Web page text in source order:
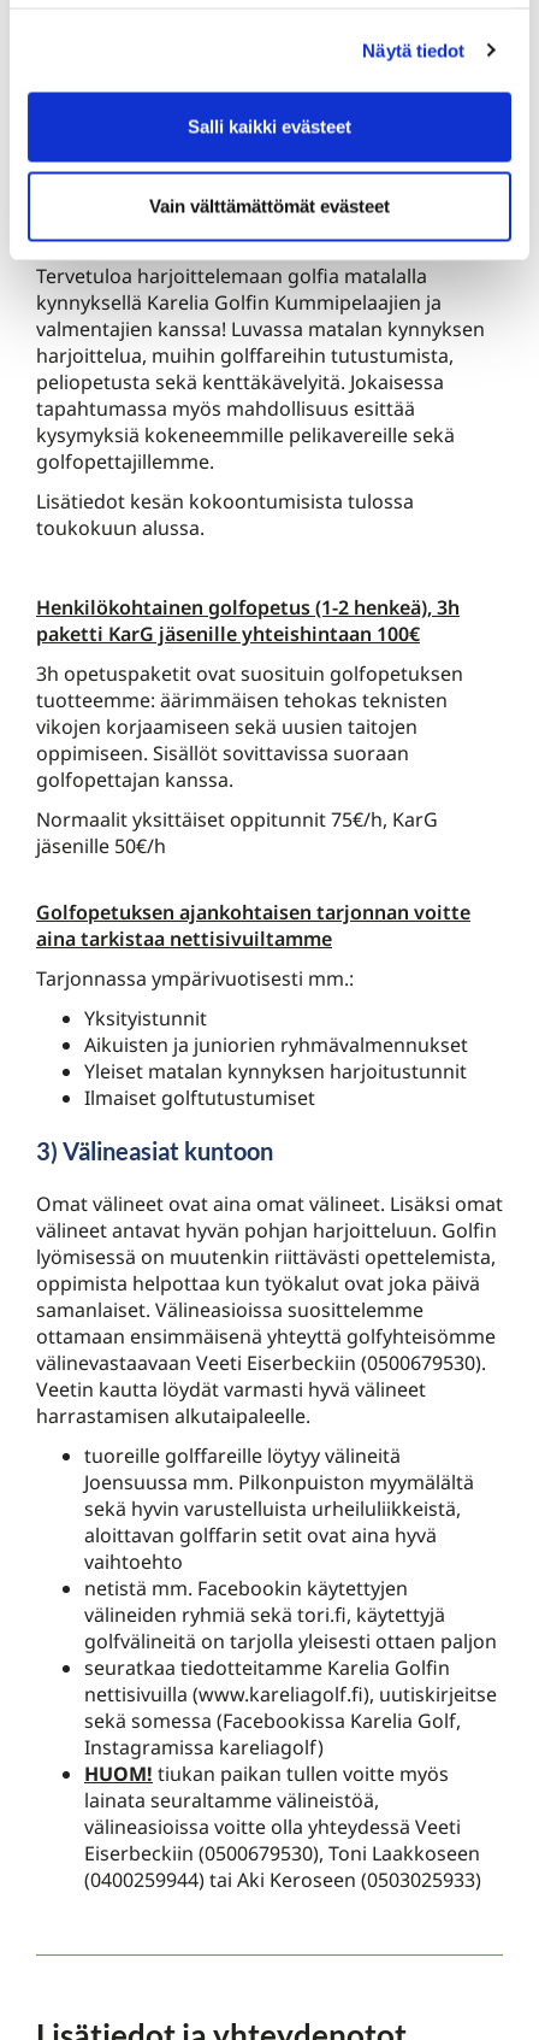
Näytä tiedot
Salli kaikki evästeet
Vain välttämättömät evästeet
Hyviä vaihtoehtoja golfin oppien vahvistamiseen ja
Aloittavan golffarin tekniikka- ja
kenttäpeliharjoitukset kesä-, heinä- ja elokuun
Tervetuloa harjoittelemaan golfia matalalla
kynnyksellä Karelia Golfin Kummipelaajien ja
valmentajien kanssa! Luvassa matalan kynnyksen
harjoittelua, muihin golffareihin tutustumista,
peliopetusta sekä kenttäkävelyitä. Jokaisessa
tapahtumassa myös mahdollisuus esittää
kysymyksiä kokeneemmille pelikavereille sekä
golfopettajillemme.
Lisätiedot kesän kokoontumisista tulossa
toukokuun alussa.
Henkilökohtainen golfopetus (1-2 henkeä), 3h
paketti KarG jäsenille yhteishintaan 100€
3h opetuspaketit ovat suosituin golfopetuksen
tuotteemme: äärimmäisen tehokas teknisten
vikojen korjaamiseen sekä uusien taitojen
oppimiseen. Sisällöt sovittavissa suoraan
golfopettajan kanssa.
Normaalit yksittäiset oppitunnit 75€/h, KarG
jäsenille 50€/h
Golfopetuksen ajankohtaisen tarjonnan voitte
aina tarkistaa nettisivuiltamme
Tarjonnassa ympärivuotisesti mm.:
Yksityistunnit
Aikuisten ja juniorien ryhmävalmennukset
Yleiset matalan kynnyksen harjoitustunnit
Ilmaiset golftutustumiset
3) Välineasiat kuntoon
Omat välineet ovat aina omat välineet. Lisäksi omat
välineet antavat hyvän pohjan harjoitteluun. Golfin
lyömisessä on muutenkin riittävästi opettelemista,
oppimista helpottaa kun työkalut ovat joka päivä
samanlaiset. Välineasioissa suosittelemme
ottamaan ensimmäisenä yhteyttä golfyhteisömme
välinevastaavaan Veeti Eiserbeckiin (0500679530).
Veetin kautta löydät varmasti hyvä välineet
harrastamisen alkutaipaleelle.
tuoreille golffareille löytyy välineitä
Joensuussa mm. Pilkonpuiston myymälältä
sekä hyvin varustelluista urheiluliikkeistä,
aloittavan golffarin setit ovat aina hyvä
vaihtoehto
netistä mm. Facebookin käytettyjen
välineiden ryhmiä sekä tori.fi, käytettyjä
golfvälineitä on tarjolla yleisesti ottaen paljon
seuratkaa tiedotteitamme Karelia Golfin
nettisivuilla (www.kareliagolf.fi), uutiskirjeitse
sekä somessa (Facebookissa Karelia Golf,
Instagramissa kareliagolf)
HUOM! tiukan paikan tullen voitte myös
lainata seuraltamme välineistöä,
välineasioissa voitte olla yhteydessä Veeti
Eiserbeckiin (0500679530), Toni Laakkoseen
(0400259944) tai Aki Keroseen (0503025933)